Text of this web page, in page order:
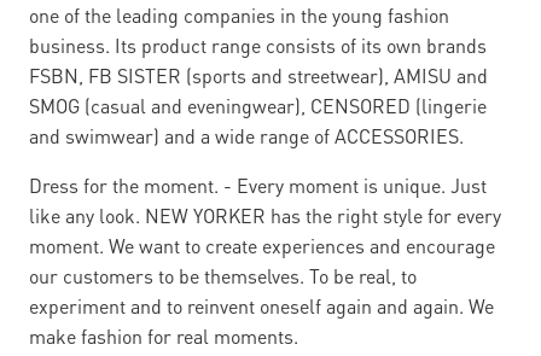
one of the leading companies in the young fashion
business. Its product range consists of its own brands
FSBN, FB SISTER (sports and streetwear), AMISU and
SMOG (casual and eveningwear), CENSORED (lingerie
and swimwear) and a wide range of ACCESSORIES.
Dress for the moment. - Every moment is unique. Just
like any look. NEW YORKER has the right style for every
moment. We want to create experiences and encourage
our customers to be themselves. To be real, to
experiment and to reinvent oneself again and again. We
make fashion for real moments.